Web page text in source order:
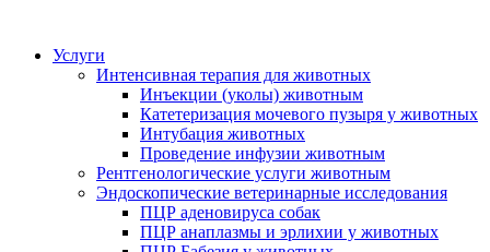
Услуги
Интенсивная терапия для животных
Инъекции (уколы) животным
Катетеризация мочевого пузыря у животных
Интубация животных
Проведение инфузии животным
Рентгенологические услуги животным
Эндоскопические ветеринарные исследования
ПЦР аденовируса собак
ПЦР анаплазмы и эрлихии у животных